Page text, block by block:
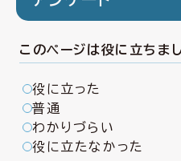
このページは役に立ちま
役に立った
普通
わかりづらい
役に立たなかった